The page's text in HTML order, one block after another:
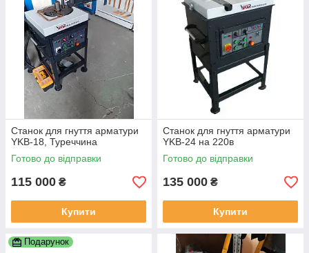
Станок для гнуття арматури
YKB-18, Туреччина
Готово до відправки
115 000 ₴
Купити
Станок для гнуття арматури
YKB-24 на 220в
Готово до відправки
135 000 ₴
Купити
Подарунок